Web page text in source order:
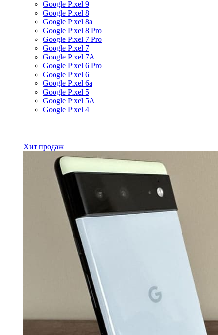
Google Pixel 9
Google Pixel 8
Google Pixel 8a
Google Pixel 8 Pro
Google Pixel 7 Pro
Google Pixel 7
Google Pixel 7A
Google Pixel 6 Pro
Google Pixel 6
Google Pixel 6a
Google Pixel 5
Google Pixel 5A
Google Pixel 4
Хит продаж